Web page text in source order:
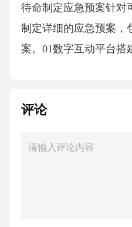
待命制定应急预案针对
制定详细的应急预案，
案。01数字互动平台搭
安全保障加强平台的数
侵。02用户体验优化注
评论